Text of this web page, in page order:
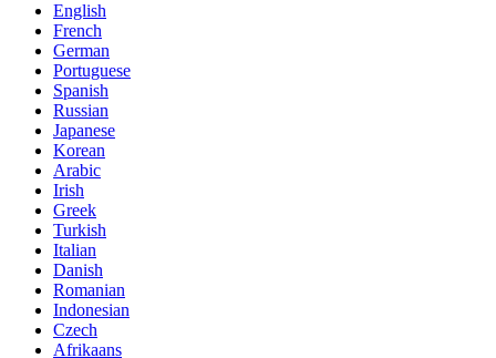
English
French
German
Portuguese
Spanish
Russian
Japanese
Korean
Arabic
Irish
Greek
Turkish
Italian
Danish
Romanian
Indonesian
Czech
Afrikaans